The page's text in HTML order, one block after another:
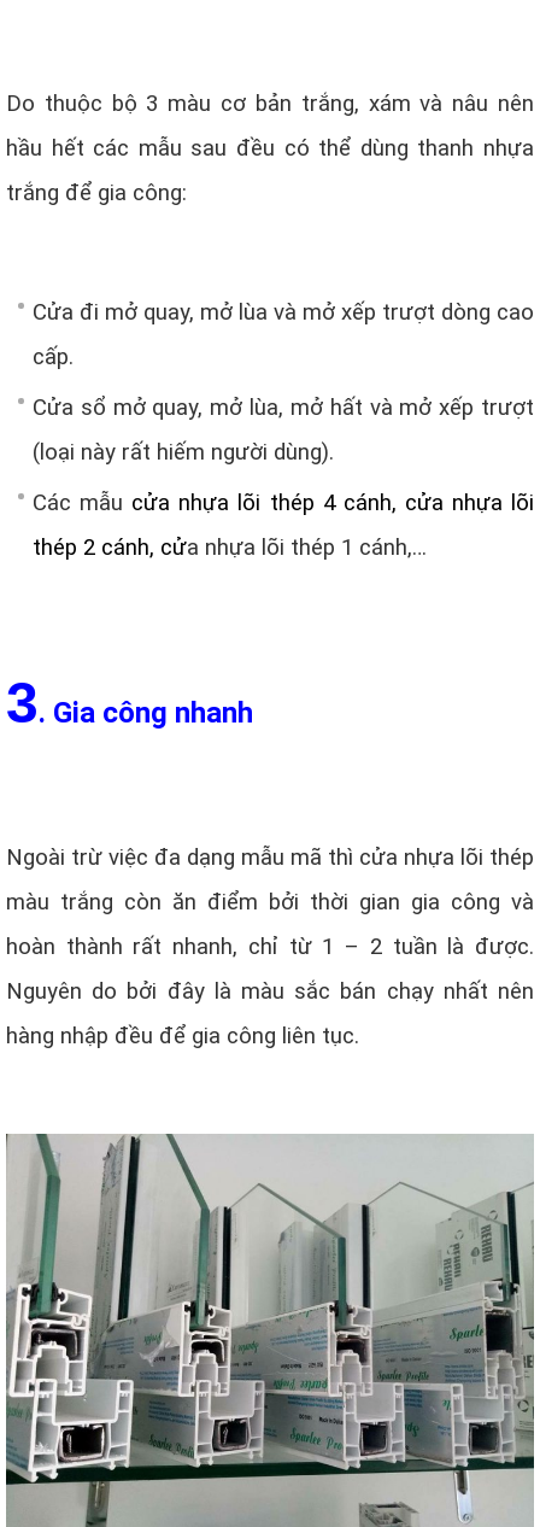
Do thuộc bộ 3 màu cơ bản trắng, xám và nâu nên
hầu hết các mẫu sau đều có thể dùng thanh nhựa
trắng để gia công:
Cửa đi mở quay, mở lùa và mở xếp trượt dòng cao
cấp.
Cửa sổ mở quay, mở lùa, mở hất và mở xếp trượt
(loại này rất hiếm người dùng).
Các mẫu cửa nhựa lõi thép 4 cánh, cửa nhựa lõi
thép 2 cánh, cửa nhựa lõi thép 1 cánh,…
3. Gia công nhanh
Ngoài trừ việc đa dạng mẫu mã thì cửa nhựa lõi thép
màu trắng còn ăn điểm bởi thời gian gia công và
hoàn thành rất nhanh, chỉ từ 1 – 2 tuần là được.
Nguyên do bởi đây là màu sắc bán chạy nhất nên
hàng nhập đều để gia công liên tục.